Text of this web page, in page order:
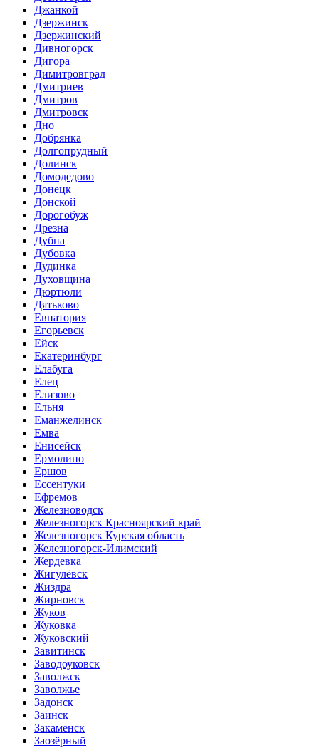
Джанкой
Дзержинск
Дзержинский
Дивногорск
Дигора
Димитровград
Дмитриев
Дмитров
Дмитровск
Дно
Добрянка
Долгопрудный
Долинск
Домодедово
Донецк
Донской
Дорогобуж
Дрезна
Дубна
Дубовка
Дудинка
Духовщина
Дюртюли
Дятьково
Евпатория
Егорьевск
Ейск
Екатеринбург
Елабуга
Елец
Елизово
Ельня
Еманжелинск
Емва
Енисейск
Ермолино
Ершов
Ессентуки
Ефремов
Железноводск
Железногорск Красноярский край
Железногорск Курская область
Железногорск-Илимский
Жердевка
Жигулёвск
Жиздра
Жирновск
Жуков
Жуковка
Жуковский
Завитинск
Заводоуковск
Заволжск
Заволжье
Задонск
Заинск
Закаменск
Заозёрный